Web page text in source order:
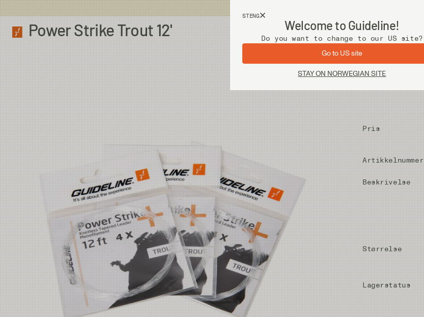
STENG
Welcome to Guideline!
Do you want to change to our US site?
Go to US site
STAY ON NORWEGIAN SITE
Power Strike Trout 12'
Pris
Artikkelnummer
Beskrivelse
Størrelse
Lagerstatus